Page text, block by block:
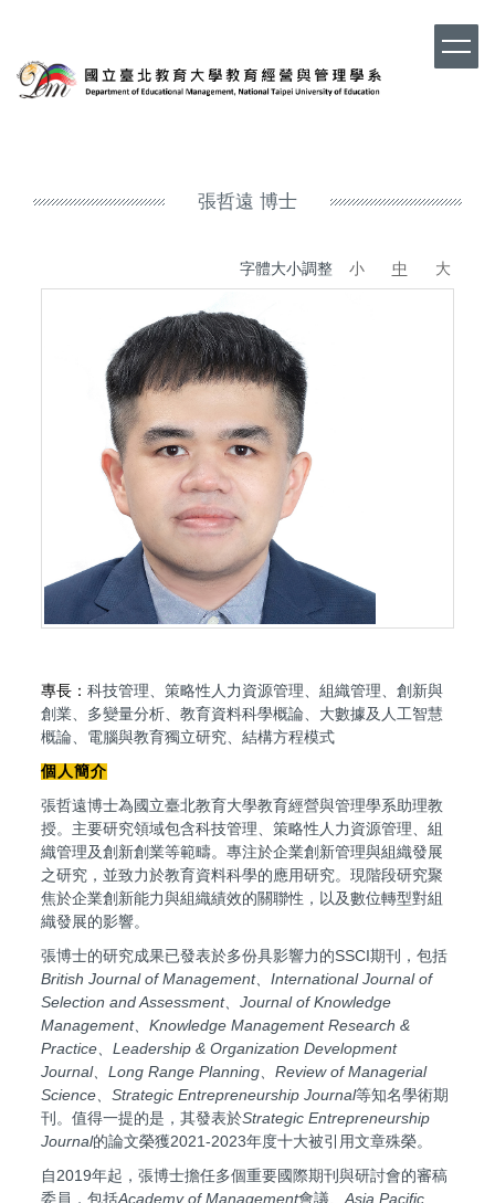
主
要
張哲遠 博士
字體大小調整 小 中 大
專長： 科技管理、策略性人力資源管理、組織管理、創新與
創業、多變量分析、教育資料科學概論、大數據及人工智慧
概論、電腦與教育獨立研究、結構方程模式
個人簡介
張哲遠博士為國立臺北教育大學教育經營與管理學系助理教
授。主要研究領域包含科技管理、策略性人力資源管理、組
織管理及創新創業等範疇。專注於企業創新管理與組織發展
之研究，並致力於教育資料科學的應用研究。現階段研究聚
焦於企業創新能力與組織績效的關聯性，以及數位轉型對組
織發展的影響。
張博士的研究成果已發表於多份具影響力的SSCI期刊，包括
British Journal of Management、International Journal of
Selection and Assessment、Journal of Knowledge
Management、Knowledge Management Research &
Practice、Leadership & Organization Development
Journal、Long Range Planning、Review of Managerial
Science、Strategic Entrepreneurship Journal等知名學術期
刊。值得一提的是，其發表於Strategic Entrepreneurship
Journal的論文榮獲2021-2023年度十大被引用文章殊榮。
自2019年起，張博士擔任多個重要國際期刊與研討會的審稿
委員，包括Academy of Management會議 、Asia Pacific